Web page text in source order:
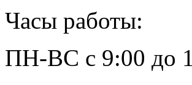
Часы работы:
ПН-ВС с 9:00 до